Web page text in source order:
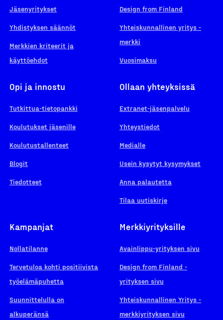
Jäsenyritykset
Yhdistyksen säännöt
Merkkien kriteerit ja
käyttöehdot
Design from Finland
Yhteiskunnallinen yritys -
merkki
Vuosimaksu
Opi ja innostu
Tutkittua-tietopankki
Koulutukset jäsenille
Koulutustallenteet
Blogit
Tiedotteet
Ollaan yhteyksissä
Extranet-jäsenpalvelu
Yhteystiedot
Medialle
Usein kysytyt kysymykset
Anna palautetta
Tilaa uutiskirje
Kampanjat
Nollatilanne
Tervetuloa kohti positiivista
työelämäpuhetta
Suunnittelulla on
alkuperänsä
Merkkiyrityksille
Avainlippu-yrityksen sivu
Design from Finland -
yrityksen sivu
Yhteiskunnallinen Yritys -
merkkiyrityksen sivu